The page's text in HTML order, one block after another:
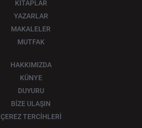
KİTAPLAR
YAZARLAR
MAKALELER
MUTFAK
HAKKIMIZDA
KÜNYE
DUYURU
BİZE ULAŞIN
ÇEREZ TERCİHLERİ